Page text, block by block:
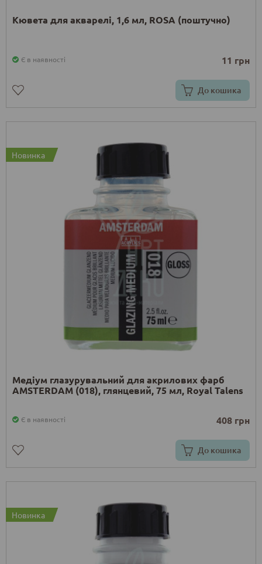
Кювета для акварелі, 1,6 мл, ROSA (поштучно)
Є в наявності 11 грн
До кошика
Новинка
Медіум глазурувальний для акрилових фарб
AMSTERDAM (018), глянцевий, 75 мл, Royal Talens
Є в наявності 408 грн
До кошика
Новинка